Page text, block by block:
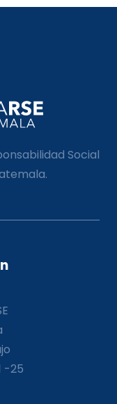
Social
-25